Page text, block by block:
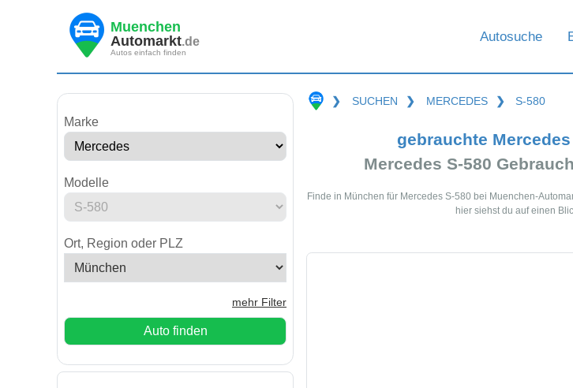
Muenchen
Automarkt.de
Autos einfach finden
Autosuche
Marke
Modelle
Ort, Region oder PLZ
mehr Filter
Auto finden
❯ SUCHEN ❯ MERCEDES ❯ S-580
gebrauchte
Mercedes S-580
Finde in München für Mercedes S-580 bei Muenchen-
hier siehst du auf einen